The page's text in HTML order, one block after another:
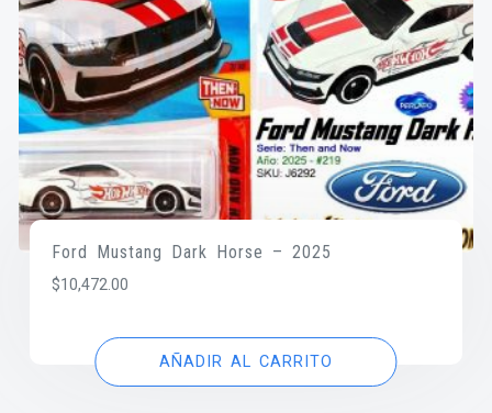
Ford Mustang Dark Horse – 2025
$10,472.00
AÑADIR AL CARRITO